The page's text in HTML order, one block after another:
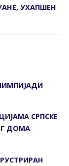
УХАПШЕН
СРПСКЕ
ДОМА